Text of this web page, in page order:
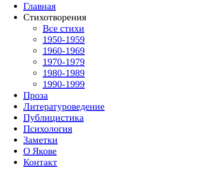
Главная
Стихотворения
Все стихи
1950-1959
1960-1969
1970-1979
1980-1989
1990-1999
Проза
Литературоведение
Публицистика
Психология
Заметки
О Якове
Контакт